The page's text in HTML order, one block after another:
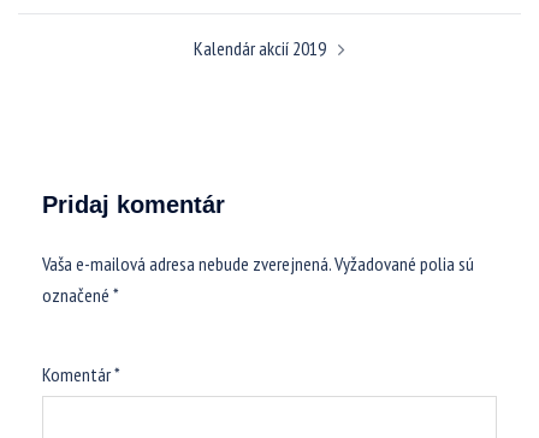
Kalendár akcií 2019
Pridaj komentár
Vaša e-mailová adresa nebude zverejnená.Vyžadované polia sú
označené *
Komentár*